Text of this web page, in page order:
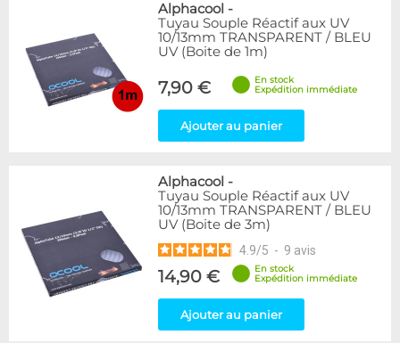
Alphacool -
Tuyau Souple Réactif aux UV
10/13mm TRANSPARENT / BLEU
UV (Boite de 1m)
7,90 €
En stock
Expédition immédiate
Ajouter au panier
Alphacool -
Tuyau Souple Réactif aux UV
10/13mm TRANSPARENT / BLEU
UV (Boite de 3m)
4.9/5 - 9 avis
14,90 €
En stock
Expédition immédiate
Ajouter au panier